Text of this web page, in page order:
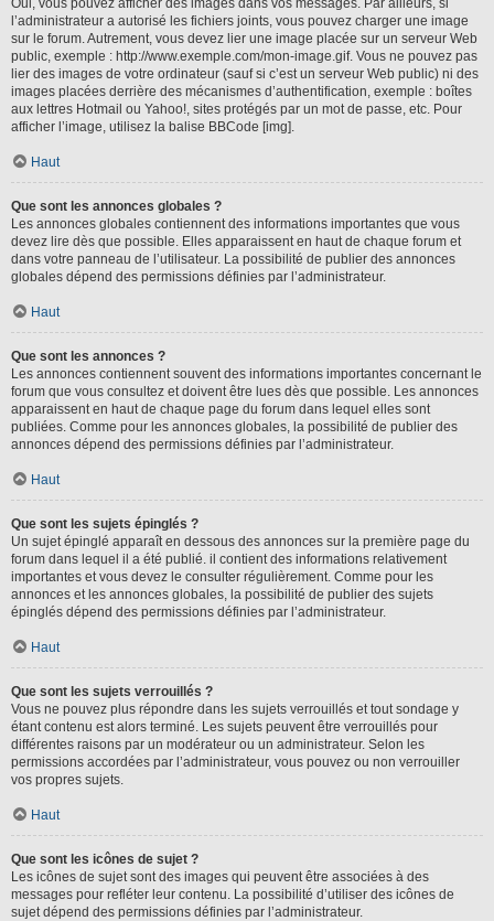
Oui, vous pouvez afficher des images dans vos messages. Par ailleurs, si
l’administrateur a autorisé les fichiers joints, vous pouvez charger une image
sur le forum. Autrement, vous devez lier une image placée sur un serveur Web
public, exemple : http://www.exemple.com/mon-image.gif. Vous ne pouvez pas
lier des images de votre ordinateur (sauf si c’est un serveur Web public) ni des
images placées derrière des mécanismes d’authentification, exemple : boîtes
aux lettres Hotmail ou Yahoo!, sites protégés par un mot de passe, etc. Pour
afficher l’image, utilisez la balise BBCode [img].
Haut
Que sont les annonces globales ?
Les annonces globales contiennent des informations importantes que vous
devez lire dès que possible. Elles apparaissent en haut de chaque forum et
dans votre panneau de l’utilisateur. La possibilité de publier des annonces
globales dépend des permissions définies par l’administrateur.
Haut
Que sont les annonces ?
Les annonces contiennent souvent des informations importantes concernant le
forum que vous consultez et doivent être lues dès que possible. Les annonces
apparaissent en haut de chaque page du forum dans lequel elles sont
publiées. Comme pour les annonces globales, la possibilité de publier des
annonces dépend des permissions définies par l’administrateur.
Haut
Que sont les sujets épinglés ?
Un sujet épinglé apparaît en dessous des annonces sur la première page du
forum dans lequel il a été publié. il contient des informations relativement
importantes et vous devez le consulter régulièrement. Comme pour les
annonces et les annonces globales, la possibilité de publier des sujets
épinglés dépend des permissions définies par l’administrateur.
Haut
Que sont les sujets verrouillés ?
Vous ne pouvez plus répondre dans les sujets verrouillés et tout sondage y
étant contenu est alors terminé. Les sujets peuvent être verrouillés pour
différentes raisons par un modérateur ou un administrateur. Selon les
permissions accordées par l’administrateur, vous pouvez ou non verrouiller
vos propres sujets.
Haut
Que sont les icônes de sujet ?
Les icônes de sujet sont des images qui peuvent être associées à des
messages pour refléter leur contenu. La possibilité d’utiliser des icônes de
sujet dépend des permissions définies par l’administrateur.